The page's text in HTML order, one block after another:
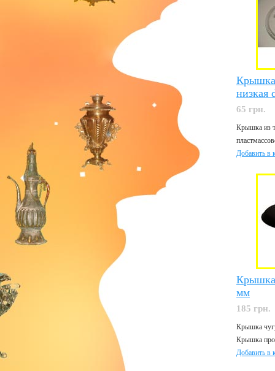
Крышка
низкая
65 грн.
Крышка из
Добавить в
Крышка
мм
185 грн.
Крышка
Крышка
Добавить в